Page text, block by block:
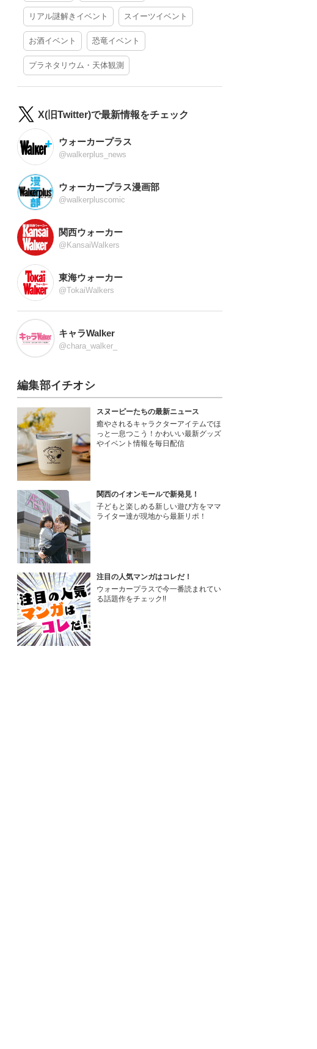
リアル謎解きイベント スイーツイベント
お酒イベント 恐竜イベント
プラネタリウム・天体観測
X(旧Twitter)で最新情報をチェック
ウォーカープラス
@walkerplus_news
ウォーカープラス漫画部
@walkerpluscomic
関西ウォーカー
@KansaiWalkers
東海ウォーカー
@TokaiWalkers
キャラWalker
@chara_walker_
編集部イチオシ
スヌーピーたちの最新ニュース
癒やされるキャラクターアイテムでほ
っと一息つこう！かわいい最新グッズ
やイベント情報を毎日配信
関西のイオンモールで新発見！
子どもと楽しめる新しい遊び方をママ
ライター達が現地から最新リポ！
注目の人気マンガはコレだ！
ウォーカープラスで今一番読まれてい
る話題作をチェック!!